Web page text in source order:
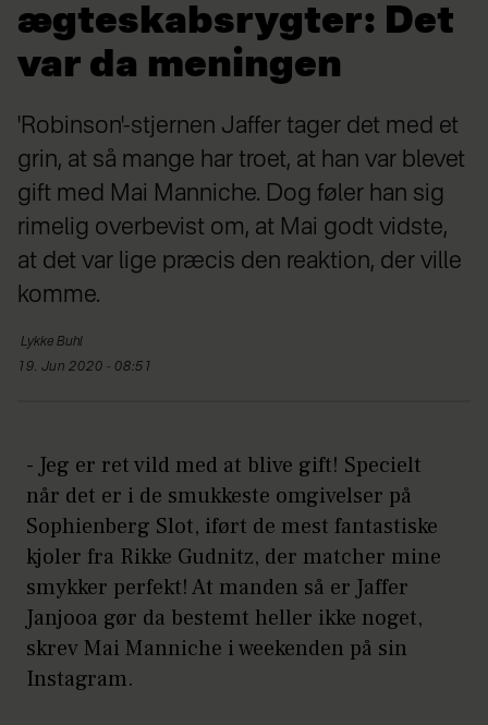
ægteskabsrygter: Det
var da meningen
'Robinson'-stjernen Jaffer tager det med et
grin, at så mange har troet, at han var blevet
gift med Mai Manniche. Dog føler han sig
rimelig overbevist om, at Mai godt vidste,
at det var lige præcis den reaktion, der ville
komme.
Lykke Buhl
19. Jun 2020 - 08:51
- Jeg er ret vild med at blive gift! Specielt
når det er i de smukkeste omgivelser på
Sophienberg Slot, iført de mest fantastiske
kjoler fra Rikke Gudnitz, der matcher mine
smykker perfekt! At manden så er Jaffer
Janjooa gør da bestemt heller ikke noget,
skrev Mai Manniche i weekenden på sin
Instagram.